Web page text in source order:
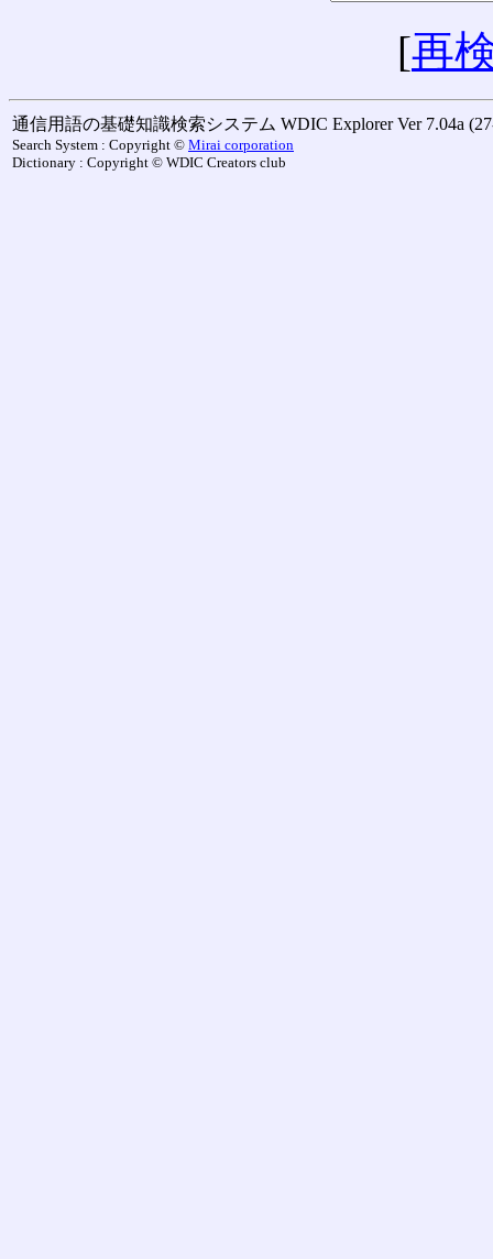
[再
通信用語の基礎知識検索システム WDIC Explorer Ver 7.04a
Search System : Copyright © Mirai corporation
Dictionary : Copyright © WDIC Creators club